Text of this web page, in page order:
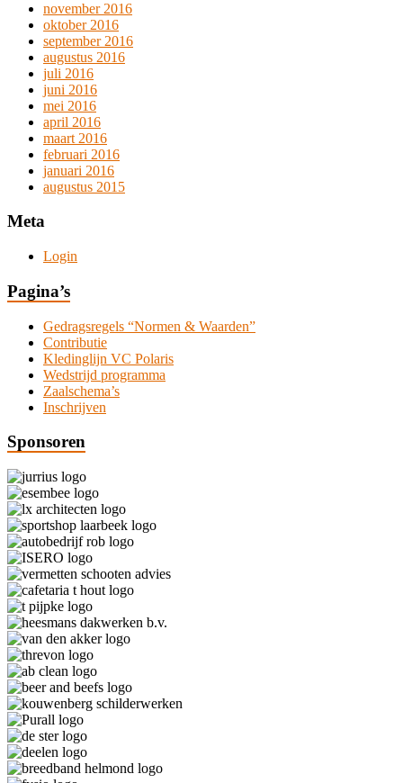
november 2016
oktober 2016
september 2016
augustus 2016
juli 2016
juni 2016
mei 2016
april 2016
maart 2016
februari 2016
januari 2016
augustus 2015
Meta
Login
Pagina’s
Gedragsregels “Normen & Waarden”
Contributie
Kledinglijn VC Polaris
Wedstrijd programma
Zaalschema’s
Inschrijven
Sponsoren